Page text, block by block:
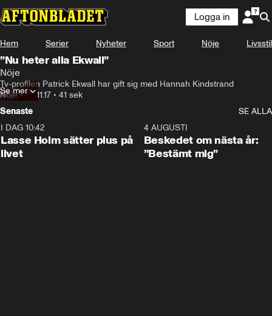
Logga in
Hem Serier Nyheter Sport Nöje Livsstil
”Nu heter alla Ekwall”
Nöje
Tv-profilen Patrick Ekwall har gift sig med Hannah Kindstrand
Nöje•05.11.17 • 41 sek
Se mer
Senaste
SE ALLA
I DAG 10:42
Lasse Holm sätter plus på
livet
4 AUGUSTI
Beskedet om nästa år:
”Bestämt mig”